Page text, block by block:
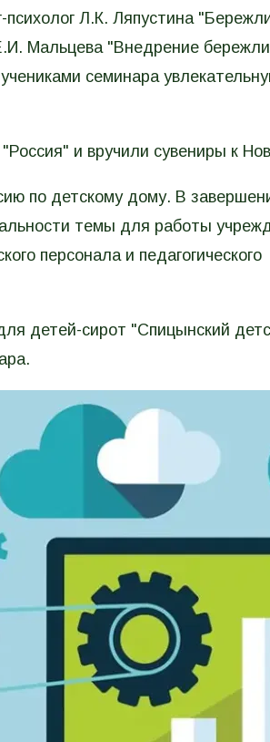
Л.К. Ляпустина
Е.И. Мальцева "Внедрение
семинара
и вручили сувениры к
по детскому дому. В
темы для работы
персонала и педагогического
детей-сирот "Спицынский